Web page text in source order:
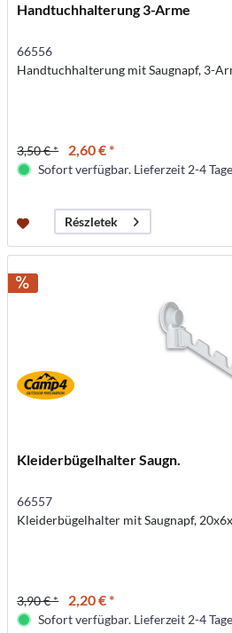
Handtuchhalterung 3-Arme
66556
Handtuchhalterung mit Saugnapf, 3-
3,50 € * 2,60 € *
Sofort verfügbar. Lieferzeit 2-4
Részletek
Kleiderbügelhalter Saugn.
66557
Kleiderbügelhalter mit Saugnapf,
3,90 € * 2,20 € *
Sofort verfügbar. Lieferzeit 2-4